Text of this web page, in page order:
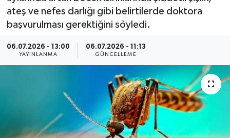
ateş ve nefes darlığı gibi belirtilerde doktora
başvurulması gerektiğini söyledi.
06.07.2026 - 13:00
YAYINLANMA
06.07.2026 - 11:13
GÜNCELLEME
Güvenlik
Magazin
Politika
Haber Arşivi